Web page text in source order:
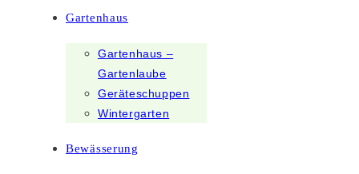
Gartenhaus
Gartenhaus –
Gartenlaube
Geräteschuppen
Wintergarten
Bewässerung